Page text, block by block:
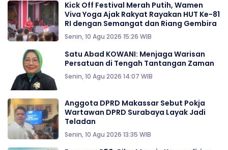
Kick Off Festival Merah Putih, Wamen
Viva Yoga Ajak Rakyat Rayakan HUT Ke-81
RI dengan Semangat dan Riang Gembira
Senin, 10 Agu 2026 15:26 WIB
Satu Abad KOWANI: Menjaga Warisan
Persatuan di Tengah Tantangan Zaman
Senin, 10 Agu 2026 14:07 WIB
Anggota DPRD Makassar Sebut Pokja
Wartawan DPRD Surabaya Layak Jadi
Teladan
Senin, 10 Agu 2026 13:35 WIB